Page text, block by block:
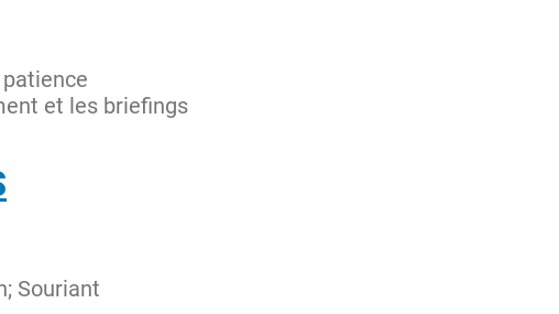
et les briefings
Souriant